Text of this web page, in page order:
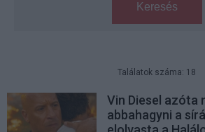
Keresés
Találatok száma: 18
Vin Diesel azóta
abbahagyni a